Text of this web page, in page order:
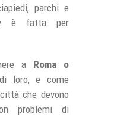
parchi e
è fatta per
a Roma o
loro, e come
che devono
problemi di